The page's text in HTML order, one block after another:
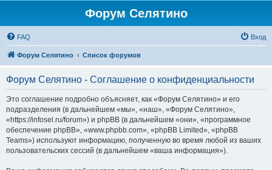
Форум Селятино
FAQ Вход
Форум Селятино Список форумов
Форум Селятино - Соглашение о конфиденциальности
Это соглашение подробно объясняет, как «Форум Селятино» и его
подразделения (в дальнейшем «мы», «наш», «Форум Селятино»,
«https://infosel.ru/forum») и phpBB (в дальнейшем «они», «программное
обеспечение phpBB», «www.phpbb.com», «phpBB Limited», «phpBB
Teams») используют информацию, полученную во время любой из ваших
пользовательских сессий (в дальнейшем «ваша информация»).